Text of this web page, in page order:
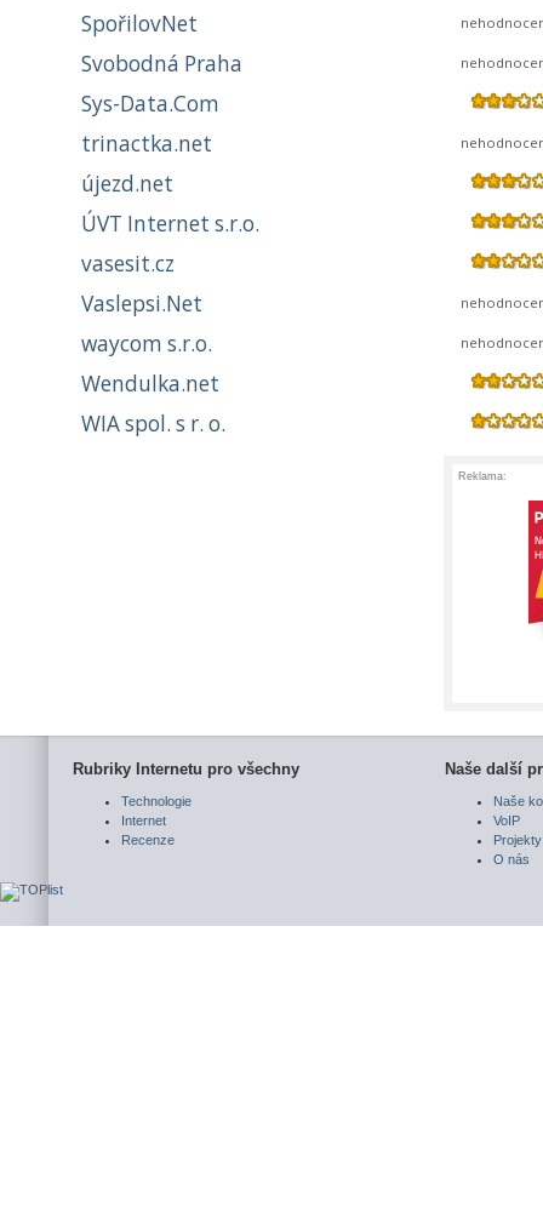
SpořilovNet
Svobodná Praha
Sys-Data.Com
trinactka.net
újezd.net
ÚVT Internet s.r.o.
vasesit.cz
Vaslepsi.Net
waycom s.r.o.
Wendulka.net
WIA spol. s r. o.
Reklama:
Rubriky Internetu pro všechny
Technologie
Internet
Recenze
Naše další
Naše
VoIP
Projekty
O nás